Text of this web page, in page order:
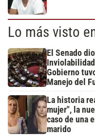
Lo más visto
El Senado
Gobierno
Manejo del
La historia
mujer", la
caso de una
marido